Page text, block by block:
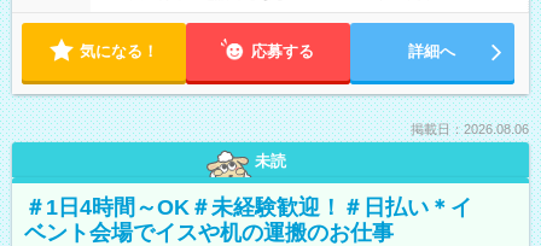
気になる！ 応募する 詳細へ
掲載日：2026.08.06
未読
＃1日4時間～OK＃未経験歓迎！＃日払い＊イ
ベント会場でイスや机の運搬のお仕事